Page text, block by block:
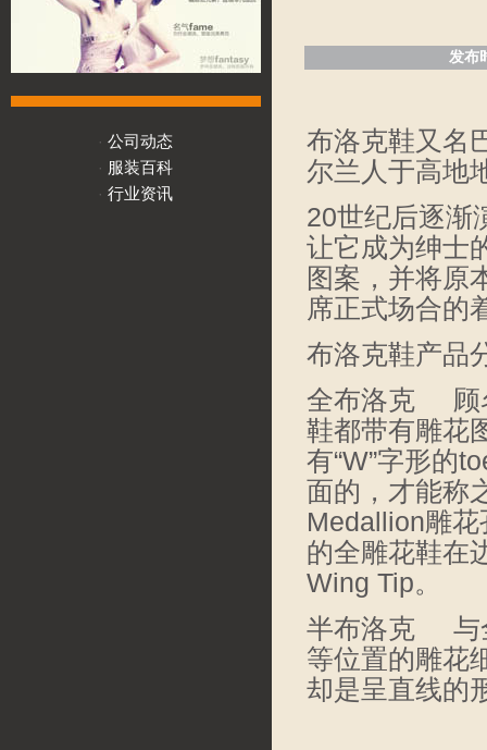
·公司动态
· 服装百科
·行业资讯
发布
布洛克鞋又名
尔兰人于高
20世纪后逐渐
让它成为绅士
图案，并将原
席正式场合
布洛克鞋产品
全布洛克 顾
鞋都带有雕花
有“W”字形的
面的，才能称
Medallion雕
的全雕花鞋在
Wing Tip。
半布洛克 与
等位置的雕花
却是呈直线的